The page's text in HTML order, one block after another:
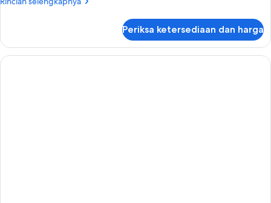
Kamar
Periksa ketersediaan dan harga